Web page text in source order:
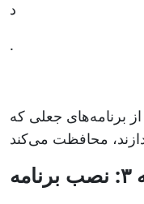
د
.
برنامه‌های جعلی که